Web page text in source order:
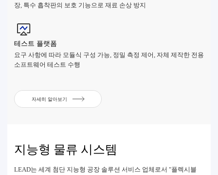
장, 특수 흡착판의 보호 기능으로 재료 손상 방지
테스트 플랫폼
요구 사항에 따라 모듈식 구성 가능, 정밀 측정 제어, 자체 제작한 전용
소프트웨어 테스트 수행
자세히 알아보기
지능형 물류 시스템
LEAD는 세계 첨단 지능형 공장 솔루션 서비스 업체로서 "플렉시블